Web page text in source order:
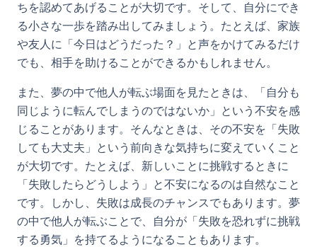
ちを認めてあげることが大切です。そして、自分にでき
る小さな一歩を踏み出してみましょう。たとえば、家族
や友人に「今日はどうだった？」と声をかけてみるだけ
でも、相手を助けることができるかもしれません。
また、夢の中で他人が転ぶ場面を見たときは、「自分も
同じように転んでしまうのではないか」という不安を感
じることがあります。そんなときは、その不安を「失敗
しても大丈夫」という前向きな気持ちに変えていくこと
が大切です。たとえば、新しいことに挑戦するときに
「失敗したらどうしよう」と不安になるのは自然なこと
です。しかし、失敗は成長のチャンスでもあります。夢
の中で他人が転ぶことで、自分が「失敗を恐れずに挑戦
する勇気」を持てるようになることもあります。